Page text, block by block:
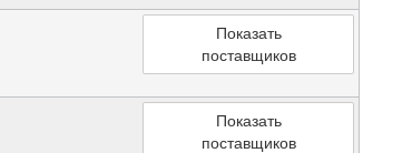
Показать
поставщиков
Показать
поставщиков